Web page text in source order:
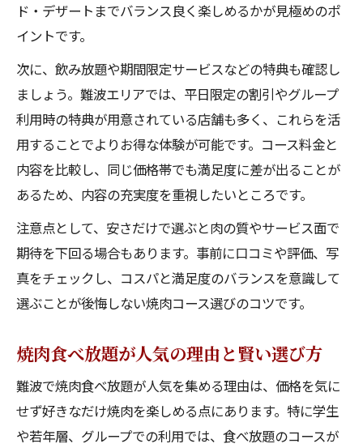
ド・デザートまでバランス良く楽しめるかが見極めのポ
イントです。
次に、飲み放題や期間限定サービスなどの特典も確認し
ましょう。難波エリアでは、平日限定の割引やグループ
利用時の特典が用意されている店舗も多く、これらを活
用することでよりお得な体験が可能です。コース料金と
内容を比較し、同じ価格帯でも満足度に差が出ることが
あるため、内容の充実度を重視したいところです。
注意点として、安さだけで選ぶと肉の質やサービス面で
期待を下回る場合もあります。事前に口コミや評価、写
真をチェックし、コスパと満足度のバランスを意識して
選ぶことが後悔しない焼肉コース選びのコツです。
焼肉食べ放題が人気の理由と賢い選び方
難波で焼肉食べ放題が人気を集める理由は、価格を気に
せず好きなだけ焼肉を楽しめる点にあります。特に学生
や若年層、グループでの利用では、食べ放題のコースが